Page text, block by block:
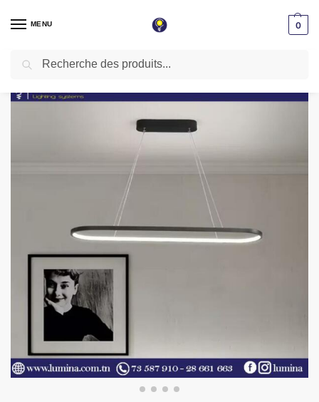
MENU 0
Accueil / Lustres & suspensions / Lustres Led